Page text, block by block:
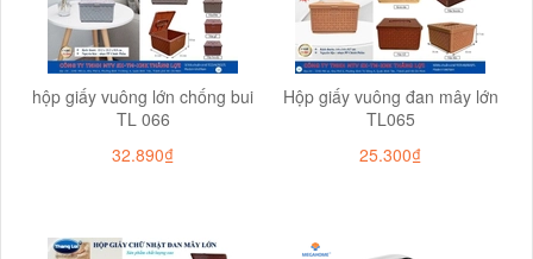
hộp giấy vuông lớn chống bui
TL 066
32.890₫
Hộp giấy vuông đan mây lớn
TL065
25.300₫